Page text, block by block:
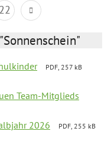
22
PDF, 257 kB
Team-Mitglieds
2026
PDF, 255 kB